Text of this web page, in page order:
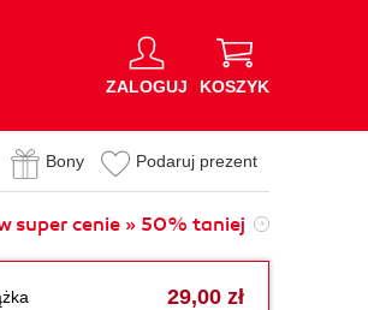
ZALOGUJ KOSZYK
Bony Podaruj prezent
super cenie » 50% taniej
29,00 zł